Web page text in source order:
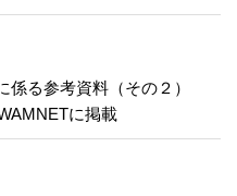
る参考資料（その２）
に掲載